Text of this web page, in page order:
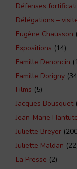
Défenses
Délégations –
Eugène Chausson
Expositions (14)
Famille Denoncin
Famille Dorigny
Films (5)
Jacques Bousquet
Jean-Marie Hantute
Juliette Breyer
Juliette Maldan (22)
La Presse (2)